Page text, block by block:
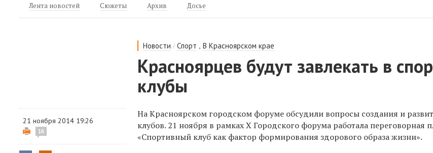
Лента новостей Сюжеты Архив Досье
Новости /Спорт ,В Красноярском крае
Красноярцев будут завлекать в
клубы
21 ноября 2014 19:26
16
На Красноярском городском форуме обсудили вопросы создания и
клубов. 21 ноября в рамках X Городского форума работала переговорная
«Спортивный клуб как фактор формирования здорового образа жизни».